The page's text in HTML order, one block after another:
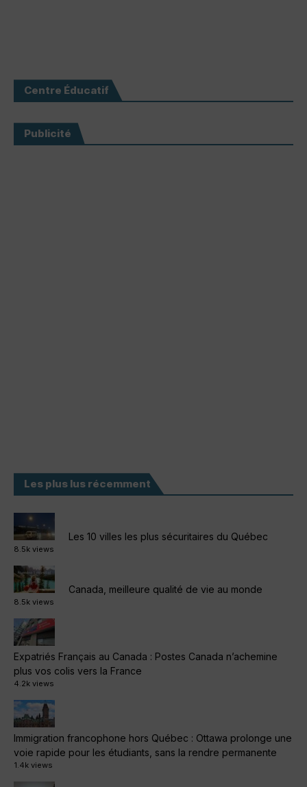
Centre Éducatif
Publicité
Les plus lus récemment
Les 10 villes les plus sécuritaires du Québec
8.5k views
Canada, meilleure qualité de vie au monde
8.5k views
Expatriés Français au Canada : Postes Canada n’achemine
plus vos colis vers la France
4.2k views
Immigration francophone hors Québec : Ottawa prolonge une
voie rapide pour les étudiants, sans la rendre permanente
1.4k views